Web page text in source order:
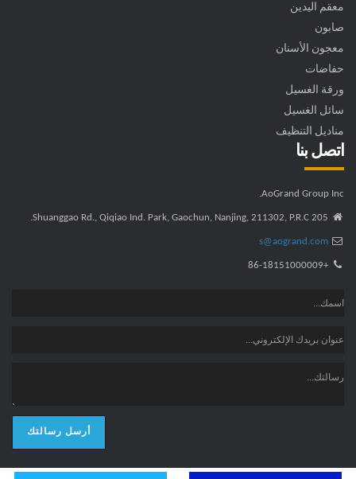
معقم اليدين
صابون
معجون الأسنان
حفاضات
ورقة الغسيل
سائل الغسيل
مناديل التنظيف
اتصل بنا
AoGrand Group Inc.
+86-18151000009
أرسل رسالتك